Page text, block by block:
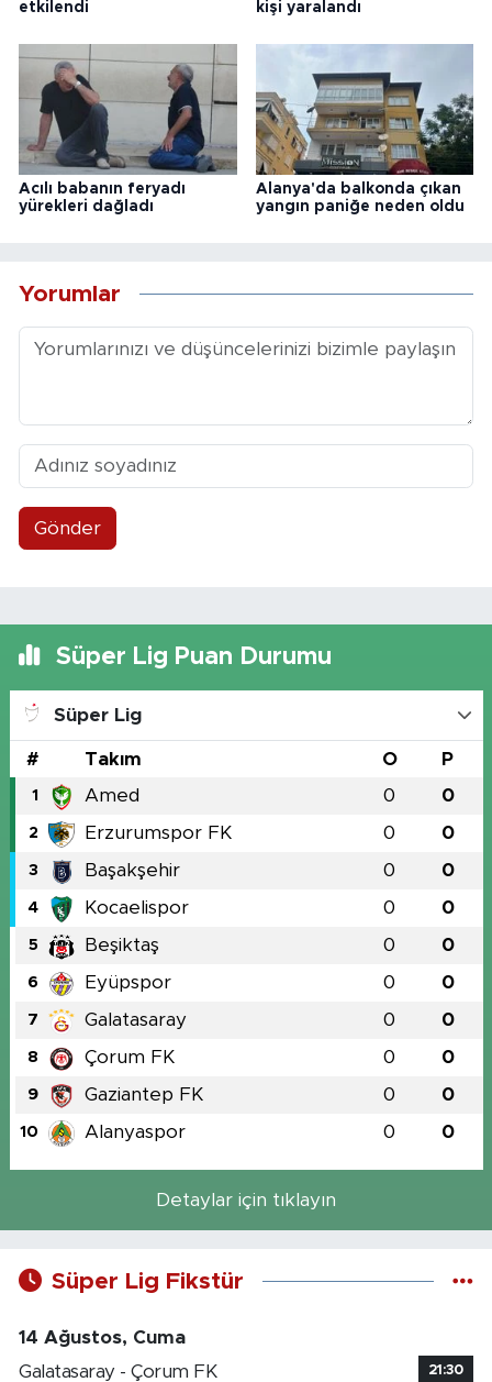
etkilendi kişi yaralandı
Acılı babanın feryadı
yürekleri dağladı
Alanya'da balkonda çıkan
yangın paniğe neden oldu
Yorumlar
Gönder
Süper Lig Puan Durumu
Süper Lig
# Takım O P
1 Amed 0 0
2 Erzurumspor FK 0 0
3 Başakşehir 0 0
4 Kocaelispor 0 0
5 Beşiktaş 0 0
6 Eyüpspor 0 0
7 Galatasaray 0 0
8 Çorum FK 0 0
9 Gaziantep FK 0 0
10 Alanyaspor 0 0
Detaylar için tıklayın
Süper Lig Fikstür
14 Ağustos, Cuma
Galatasaray - Çorum FK
21:30